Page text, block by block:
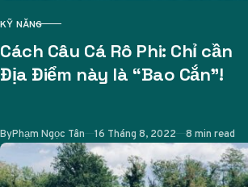
CATEGORY
KỸ NĂNG
Cách Câu Cá Rô Phi: Chỉ cần
Địa Điểm này là “Bao Cắn”!
ByPhạm Ngọc Tân Published
16 Tháng 8, 2022 8 min read